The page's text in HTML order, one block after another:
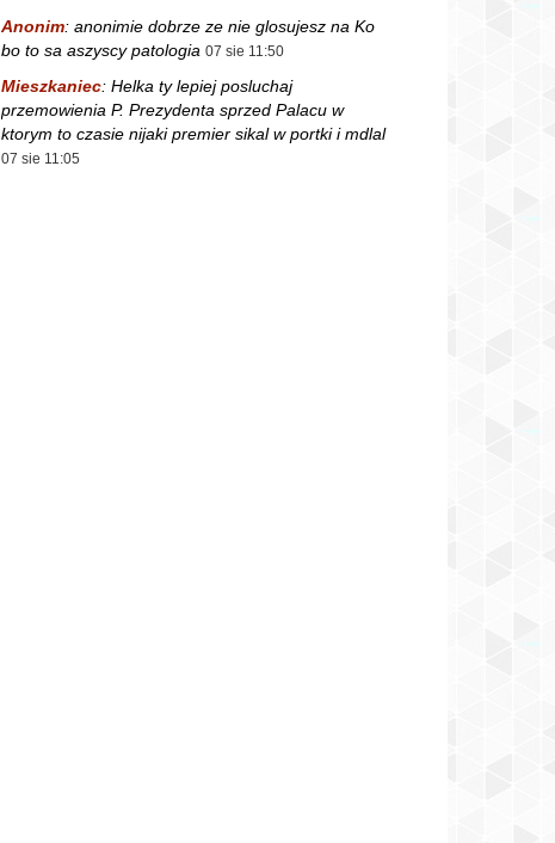
Anonim: anonimie dobrze ze nie glosujesz na Ko
bo to sa aszyscy patologia 07 sie 11:50
Mieszkaniec: Helka ty lepiej posluchaj
przemowienia P. Prezydenta sprzed Palacu w
ktorym to czasie nijaki premier sikal w portki i mdlal
07 sie 11:05